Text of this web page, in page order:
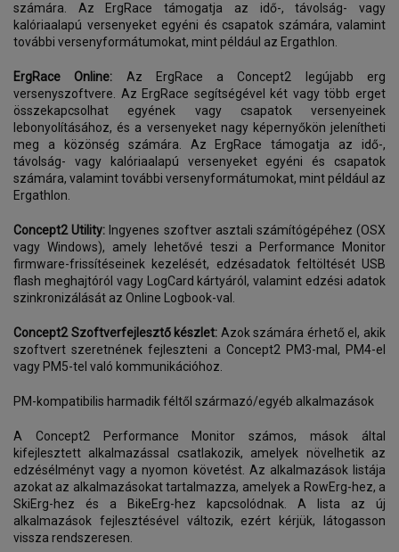
számára. Az ErgRace támogatja az idő-, távolság- vagy
kalóriaalapú versenyeket egyéni és csapatok számára, valamint
további versenyformátumokat, mint például az Ergathlon.
ErgRace Online: Az ErgRace a Concept2 legújabb erg
versenyszoftvere. Az ErgRace segítségével két vagy több erget
összekapcsolhat egyének vagy csapatok versenyeinek
lebonyolításához, és a versenyeket nagy képernyőkön jelenítheti
meg a közönség számára. Az ErgRace támogatja az idő-,
távolság- vagy kalóriaalapú versenyeket egyéni és csapatok
számára, valamint további versenyformátumokat, mint például az
Ergathlon.
Concept2 Utility: Ingyenes szoftver asztali számítógépéhez (OSX
vagy Windows), amely lehetővé teszi a Performance Monitor
firmware-frissítéseinek kezelését, edzésadatok feltöltését USB
flash meghajtóról vagy LogCard kártyáról, valamint edzési adatok
szinkronizálását az Online Logbook-val.
Concept2 Szoftverfejlesztő készlet: Azok számára érhető el, akik
szoftvert szeretnének fejleszteni a Concept2 PM3-mal, PM4-el
vagy PM5-tel való kommunikációhoz.
PM-kompatibilis harmadik féltől származó/egyéb alkalmazások
A Concept2 Performance Monitor számos, mások által
kifejlesztett alkalmazással csatlakozik, amelyek növelhetik az
edzésélményt vagy a nyomon követést. Az alkalmazások listája
azokat az alkalmazásokat tartalmazza, amelyek a RowErg-hez, a
SkiErg-hez és a BikeErg-hez kapcsolódnak. A lista az új
alkalmazások fejlesztésével változik, ezért kérjük, látogasson
vissza rendszeresen.